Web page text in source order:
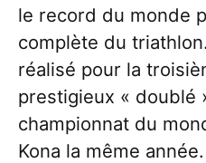
le record du monde
complète du
réalisé pour la
prestigieux « doublé
championnat du
Kona la même